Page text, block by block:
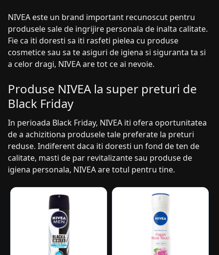
NIVEA este un brand important recunoscut pentru
produsele sale de ingrijire personala de inalta calitate.
Fie ca iti doresti sa iti rasfeti pielea cu produse
cosmetice sau sa te asiguri de igiena si siguranta ta si
a celor dragi, NIVEA are tot ce ai nevoie.
Produse NIVEA la super preturi de
Black Friday
In perioada Black Friday, NIVEA iti ofera oportunitatea
de a achizitiona produsele tale preferate la preturi
reduse. Indiferent daca iti doresti un fond de ten de
calitate, masti de par revitalizante sau produse de
igiena personala, NIVEA are totul pentru tine.